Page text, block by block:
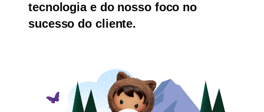
tecnologia e do nosso foco no
sucesso do cliente.